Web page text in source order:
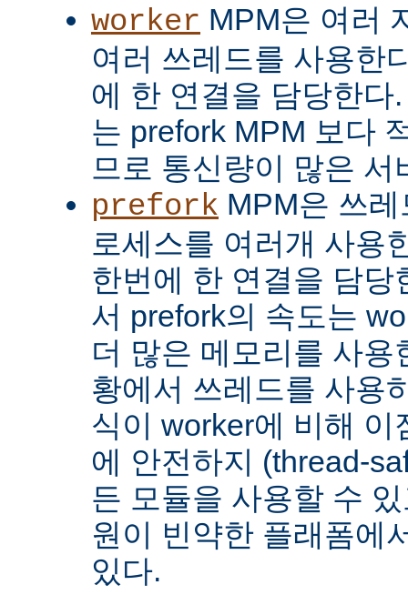
worker MPM은 여러
여러 쓰레드를 사용한
에 한 연결을 담당한다
는 prefork MPM 보다
므로 통신량이 많은 서
prefork MPM은 쓰
로세스를 여러개 사용
한번에 한 연결을 담당
서 prefork의 속도는
더 많은 메모리를 사
황에서 쓰레드를 사용
식이 worker에 비해 이
에 안전하지 (thread-
든 모듈을 사용할 수
원이 빈약한 플래폼에
있다.